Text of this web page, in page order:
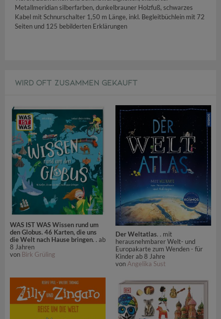
Metallmeridian silberfarben, dunkelbrauner Holzfuß, schwarzes
Kabel mit Schnurschalter 1,50 m Länge, inkl. Begleitbüchlein mit 72
Seiten und 125 bebilderten Erklärungen
WIRD OFT ZUSAMMEN GEKAUFT
WAS IST WAS Wissen rund um
den Globus. 46 Karten, die uns
die Welt nach Hause bringen. . ab
8 Jahren
von Birk Grüling
Der Weltatlas. . mit
herausnehmbarer Welt- und
Europakarte zum Wenden - für
Kinder ab 8 Jahre
von Angelika Sust